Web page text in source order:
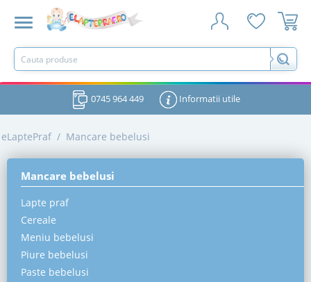
0745 964 449 Informatii utile
eLaptePraf / Mancare bebelusi
Mancare bebelusi
Lapte praf
Cereale
Meniu bebelusi
Piure bebelusi
Paste bebelusi